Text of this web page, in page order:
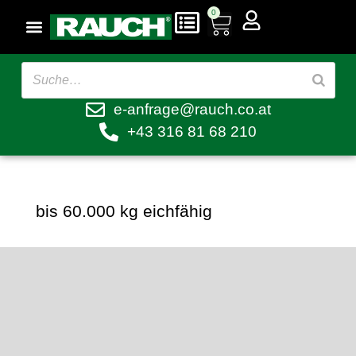
0
e-anfrage@rauch.co.at
+43 316 81 68 210
bis 60.000 kg eichfähig